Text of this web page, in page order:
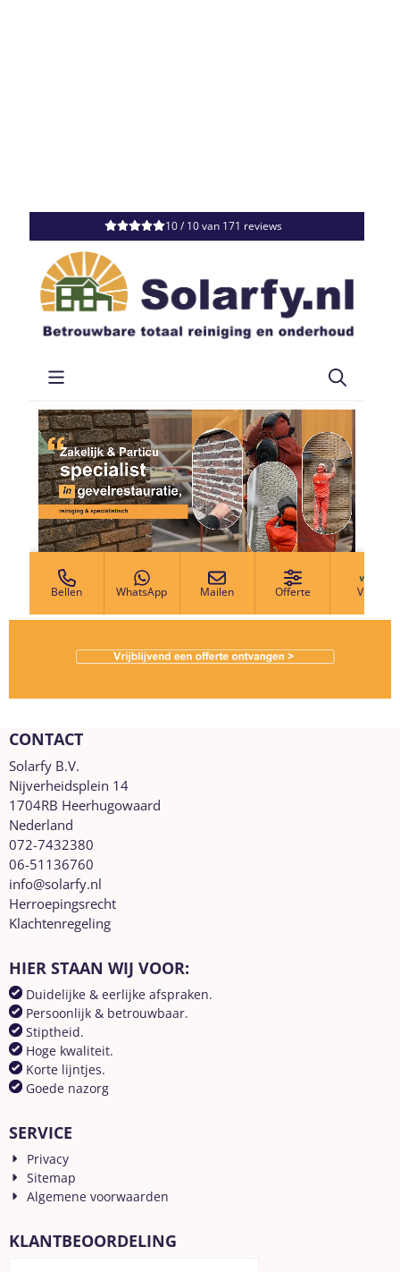
CONTACT
Solarfy B.V.
Nijverheidsplein 14
1704RB Heerhugowaard
Nederland
072-7432380
06-51136760
info@solarfy.nl
Herroepingsrecht
Klachtenregeling
HIER STAAN WIJ VOOR:
Duidelijke & eerlijke afspraken.
Persoonlijk & betrouwbaar.
Stiptheid.
Hoge kwaliteit.
Korte lijntjes.
Goede nazorg
SERVICE
Privacy
Sitemap
Algemene voorwaarden
KLANTBEOORDELING